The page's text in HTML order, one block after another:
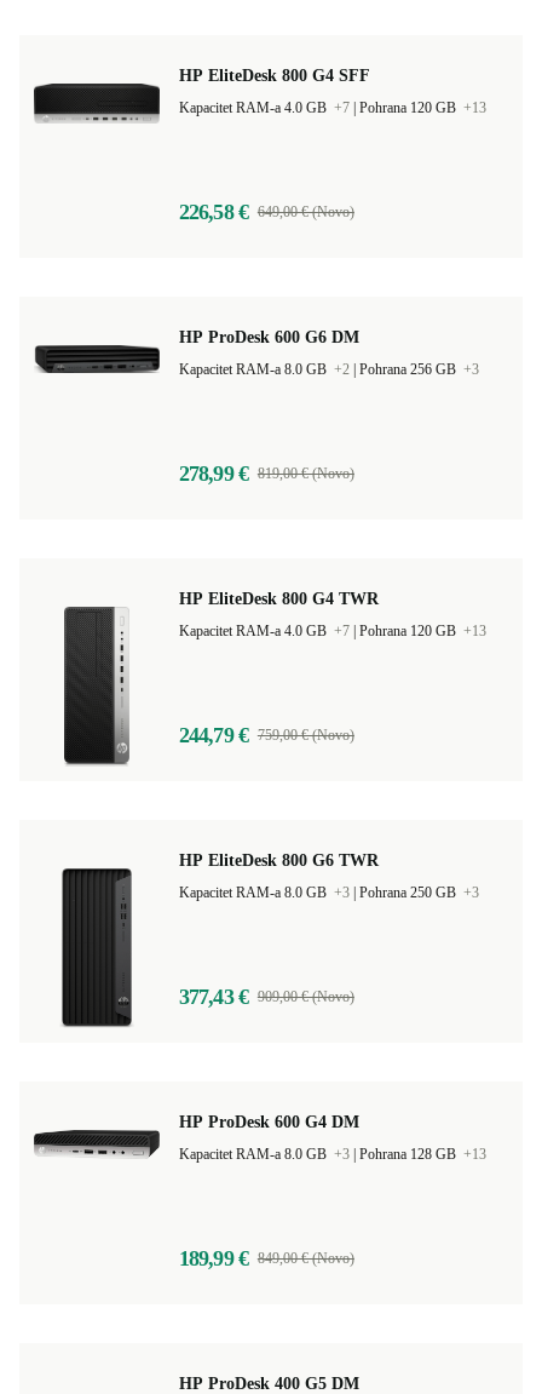
HP EliteDesk 800 G4 SFF
Kapacitet RAM-a 4.0 GB +7 Pohrana 120 GB +13
226,58 € 649,00 € (Novo)
HP ProDesk 600 G6 DM
Kapacitet RAM-a 8.0 GB +2 Pohrana 256 GB +3
278,99 € 819,00 € (Novo)
HP EliteDesk 800 G4 TWR
Kapacitet RAM-a 4.0 GB +7 Pohrana 120 GB +13
244,79 € 759,00 € (Novo)
HP EliteDesk 800 G6 TWR
Kapacitet RAM-a 8.0 GB +3 Pohrana 250 GB +3
377,43 € 909,00 € (Novo)
HP ProDesk 600 G4 DM
Kapacitet RAM-a 8.0 GB +3 Pohrana 128 GB +13
189,99 € 849,00 € (Novo)
HP ProDesk 400 G5 DM